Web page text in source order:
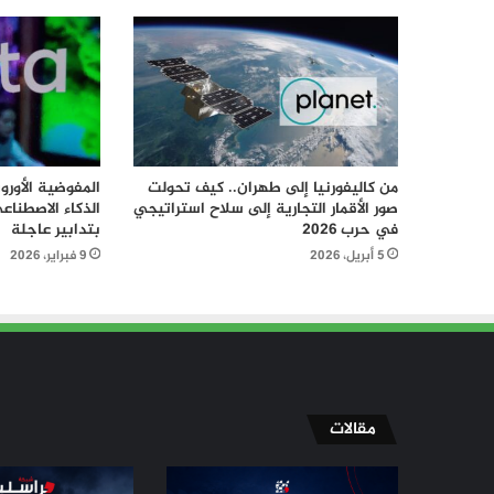
من كاليفورنيا إلى طهران.. كيف تحولت
صور الأقمار التجارية إلى سلاح استراتيجي
في حرب 2026
5 أبريل، 2026
المفوضية
الذكاء
بتدابير عاجلة
9 فبراير، 2026
مقالات
الإسلاميون
مسيّرة